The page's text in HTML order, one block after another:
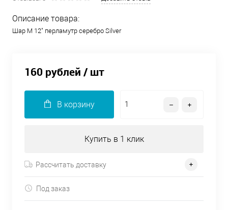
Описание товара:
Шар М 12" перламутр серебро Silver
160 рублей / шт
В корзину
Купить в 1 клик
Рассчитать доставку
Под заказ